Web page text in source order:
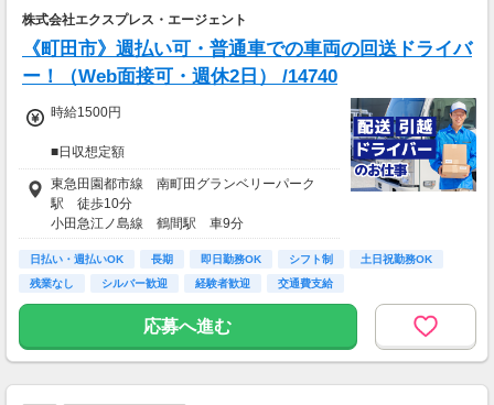
株式会社エクスプレス・エージェント
《町田市》週払い可・普通車での車両の回送ドライバ
ー！（Web面接可・週休2日） /14740
時給1500円
■日収想定額
12,000円
■月収想定額
252,000円～264,000円
※日収額・月収額の最大値は残業・割増等を含
む見込み額となります。
※交通費は別途実費分支給！（規定あり）
※上記月収額は月間21日～22日出勤した場合の
見込み額となります。
東急田園都市線 南町田グランベリーパーク
駅 徒歩10分
小田急江ノ島線 鶴間駅 車9分
日払い・週払いOK 長期 即日勤務OK シフト制
土日祝勤務OK
残業なし
シルバー歓迎 経験者歓迎 交通費支給
応募へ進む